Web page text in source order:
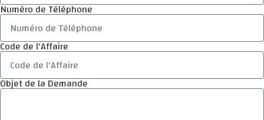
Numéro de Téléphone
Code de l'Affaire
Objet de la Demande